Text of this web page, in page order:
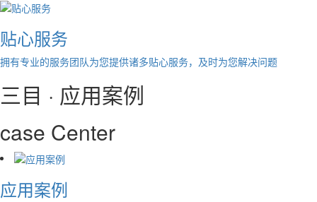
贴心服务
拥有专业的服务团队为您提供诸多贴心服务，及时为您解决问题
三目 · 应用案例
case Center
应用案例